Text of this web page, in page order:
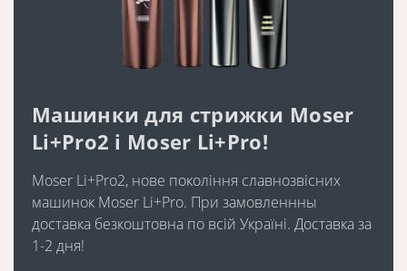
Машинки для стрижки Moser
Li+Pro2 і Moser Li+Pro!
Moser Li+Pro2, нове покоління славнозвісних
машинок Moser Li+Pro. При замовленнны
доставка безкоштовна по всій Україні. Доставка за
1-2 дня!